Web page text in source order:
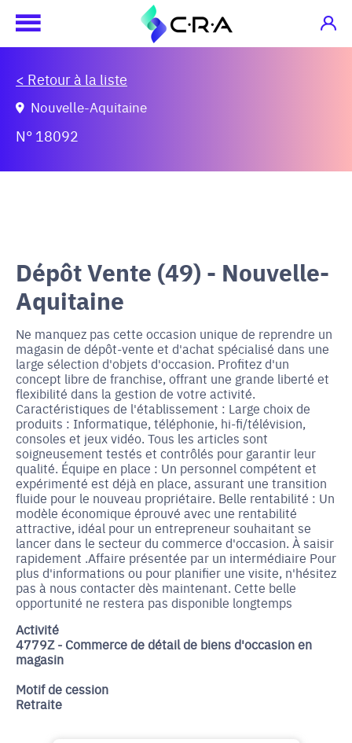
< Retour à la liste
N° 18092
Nouvelle-Aquitaine
Dépôt Vente (49) - Nouvelle-
Aquitaine
Ne manquez pas cette occasion unique de reprendre un
magasin de dépôt-vente et d'achat spécialisé dans une
large sélection d'objets d'occasion. Profitez d'un
concept libre de franchise, offrant une grande liberté et
flexibilité dans la gestion de votre activité.
Caractéristiques de l'établissement : Large choix de
produits : Informatique, téléphonie, hi-fi/télévision,
consoles et jeux vidéo. Tous les articles sont
soigneusement testés et contrôlés pour garantir leur
qualité. Équipe en place : Un personnel compétent et
expérimenté est déjà en place, assurant une transition
fluide pour le nouveau propriétaire. Belle rentabilité : Un
modèle économique éprouvé avec une rentabilité
attractive, idéal pour un entrepreneur souhaitant se
lancer dans le secteur du commerce d'occasion. À saisir
rapidement .Affaire présentée par un intermédiaire Pour
plus d'informations ou pour planifier une visite, n'hésitez
pas à nous contacter dès maintenant. Cette belle
opportunité ne restera pas disponible longtemps
Activité
4779Z - Commerce de détail de biens d'occasion en
magasin
Motif de cession
Retraite